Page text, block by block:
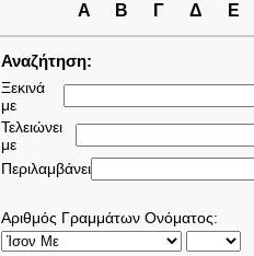
Α Β Γ Δ Ε
Αναζήτηση:
Ξεκινά
με
Τελειώνει
με
Περιλαμβάνει
Αριθμός Γραμμάτων Ονόματος: